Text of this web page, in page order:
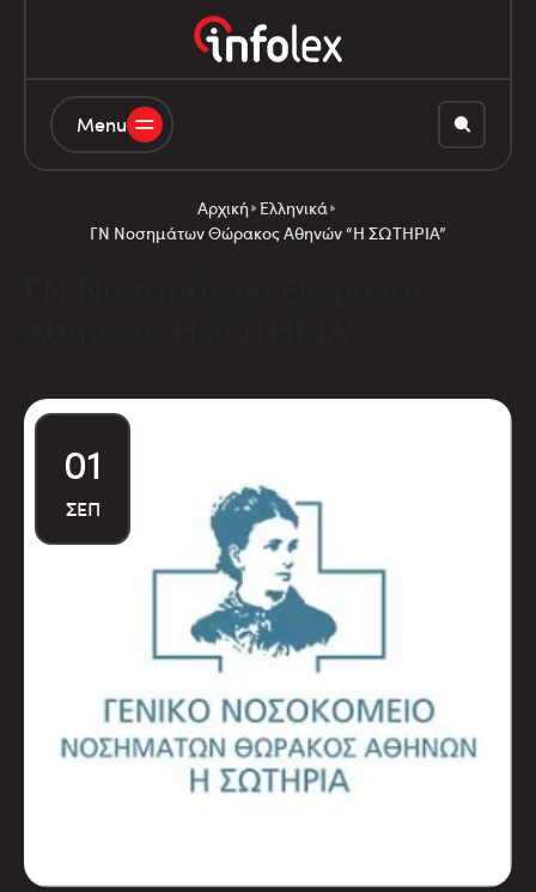
Menu
Αρχική Ελληνικά
ΓΝ Νοσημάτων Θώρακος Αθηνών “Η ΣΩΤΗΡΙΑ”
01
ΣΕΠ